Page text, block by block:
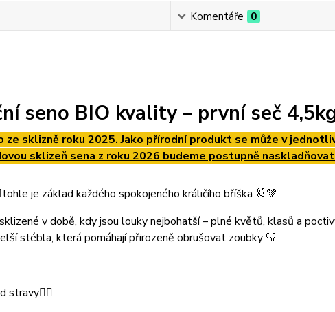
Komentáře 0
seno BIO kvality – první seč
sklizně roku 2025. Jako přírodní produkt se může v
sklizeň sena z roku 2026 budeme postupně
je základ každého spokojeného králičího bříška 🐰💚
v době, kdy jsou louky nejbohatší – plné květů, klasů a
stébla, která pomáhají přirozeně obrušovat zoubky 🦷
stravy👌🏻